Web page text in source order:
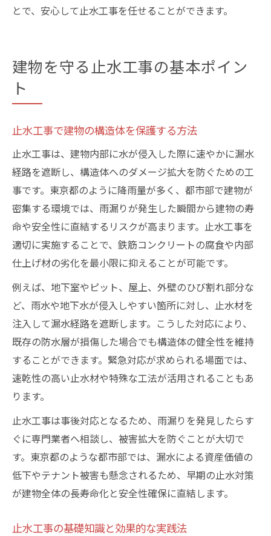
とで、安心して止水工事を任せることができます。
建物を守る止水工事の基本ポイン
ト
止水工事で建物の構造体を保護する方法
止水工事は、建物内部に水が侵入した際に速やかに漏水
経路を遮断し、構造体へのダメージ拡大を防ぐための工
事です。東京都のように降雨量が多く、都市部で建物が
密集する環境では、雨漏りが発生した瞬間から建物の寿
命や安全性に直結するリスクが高まります。止水工事を
適切に実施することで、鉄筋コンクリートの腐食や内部
仕上げ材の劣化を最小限に抑えることが可能です。
例えば、地下室やピット、屋上、外壁のひび割れ部分な
ど、雨水や地下水が侵入しやすい箇所に対し、止水材を
注入して漏水経路を遮断します。こうした対応により、
既存の防水層が損傷した場合でも構造体の健全性を維持
することができます。緊急対応が求められる場面では、
速乾性の高い止水材や特殊な工法が活用されることもあ
ります。
止水工事は事後対応となるため、雨漏りを発見したらす
ぐに専門業者へ相談し、被害拡大を防ぐことが大切で
す。東京都のような都市部では、漏水による資産価値の
低下やテナント被害も懸念されるため、早期の止水対策
が建物全体の長寿命化と安全性確保に直結します。
止水工事の基礎知識と効果的な実践法